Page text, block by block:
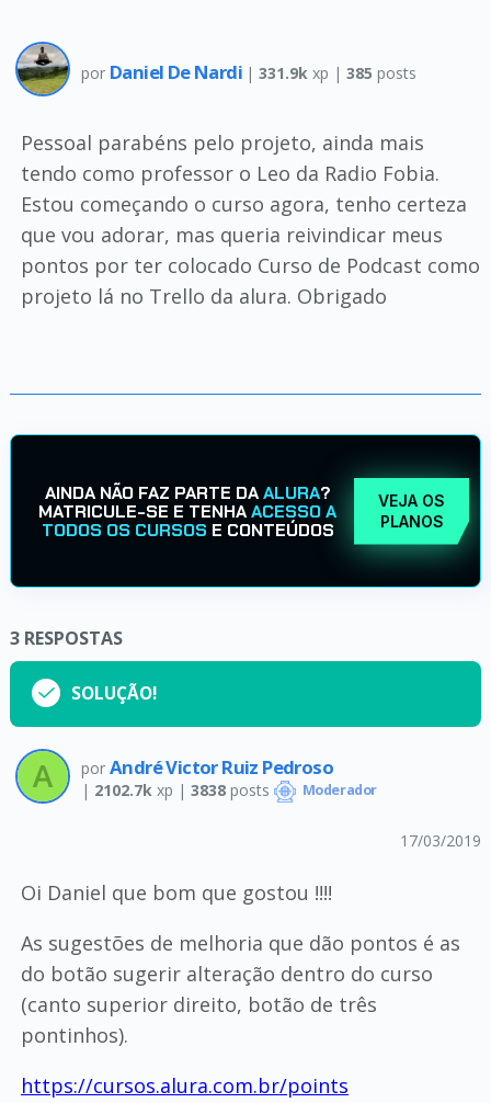
por Daniel De Nardi |331.9k xp |385 posts
Pessoal parabéns pelo projeto, ainda mais
tendo como professor o Leo da Radio Fobia.
Estou começando o curso agora, tenho certeza
que vou adorar, mas queria reivindicar meus
pontos por ter colocado Curso de Podcast como
projeto lá no Trello da alura. Obrigado
AINDA NÃO FAZ PARTE DAALURA?
MATRICULE-SE E TENHAACESSO A
TODOS OS CURSOS E CONTEÚDOS
VEJA OS
PLANOS
3 RESPOSTAS
SOLUÇÃO!
por André Victor Ruiz Pedroso
| 2102.7k xp | 3838posts Moderador
17/03/2019
Oi Daniel que bom que gostou !!!!
As sugestões de melhoria que dão pontos é as
do botão sugerir alteração dentro do curso
(canto superior direito, botão de três
pontinhos).
https://cursos.alura.com.br/points